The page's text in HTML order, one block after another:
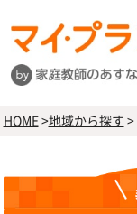
HOME>地域から探す >